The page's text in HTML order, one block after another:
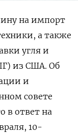
на импорт
а также
угля и
из США. Об
и
совете
в ответ на
10-